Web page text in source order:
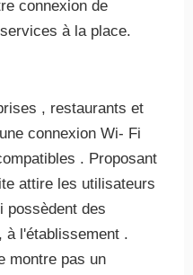
connexion de
à la place.
, restaurants et
connexion Wi- Fi
. Proposant
attire les utilisateurs
possèdent des
à l'établissement .
montre pas un